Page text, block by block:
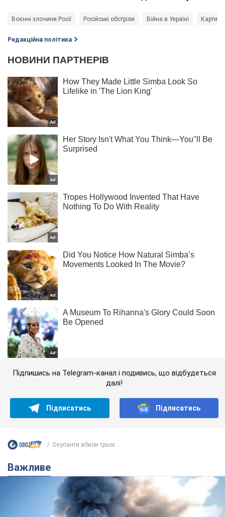
Воєнні злочини Росії Російські обстріли Війна в Україні Карти
Редакційна політика
Підпишись на Telegram-канал і подивись, що відбудеться
далі!
Підписатись Підписатись
Окупанти вбили трьох...
Важливе